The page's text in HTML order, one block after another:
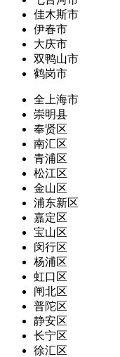
佳木斯市
伊春市
大庆市
双鸭山市
鹤岗市
全上海市
崇明县
奉贤区
南汇区
青浦区
松江区
金山区
浦东新区
嘉定区
宝山区
闵行区
杨浦区
虹口区
闸北区
普陀区
静安区
长宁区
徐汇区